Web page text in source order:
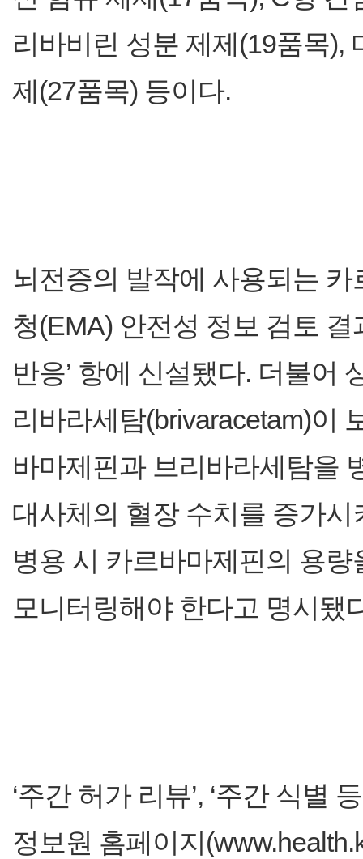
리바비린 성분 제제(19품목),
제(27품목) 등이다.
뇌전증의 발작에 사용되는
청(EMA) 안전성 정보 검토
반응’ 항에 신설됐다. 더불어
리바라세탐(brivaracetam)이
바마제핀과 브리바라세탐을
대사체의 혈장 수치를 증가
병용 시 카르바마제핀의 용
모니터링해야 한다고 명시됐
‘주간 허가 리뷰’, ‘주간 식별
정보원 홈페이지